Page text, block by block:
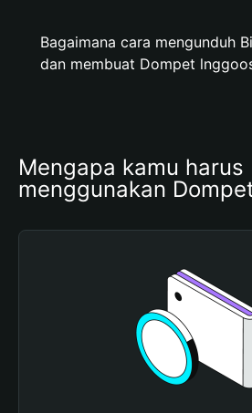
Bagaimana cara mengunduh
dan membuat Dompet
Mengapa kamu harus
menggunakan